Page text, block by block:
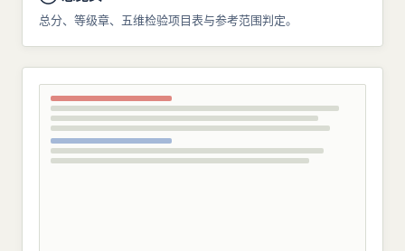
总分、等级章、五维检验项目表与参考范围判定。